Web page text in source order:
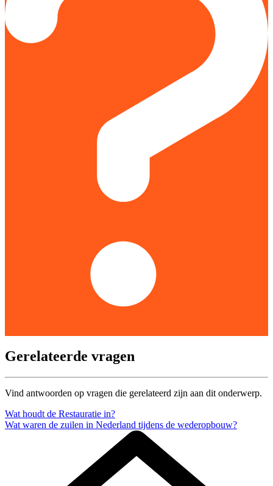
Gerelateerde vragen
Vind antwoorden op vragen die gerelateerd zijn aan dit onderwerp.
Wat houdt de Restauratie in?
Wat waren de zuilen in Nederland tijdens de wederopbouw?